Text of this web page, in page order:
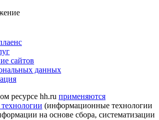
сайтов
данных
ресурсе hh.ru применяются
(информационные технологии
на основе сбора, систематизации